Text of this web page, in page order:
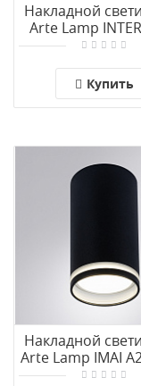
Накладной
Arte Lamp
A5548PL-
Купить
Накладной
Arte Lamp IMAI
1BK